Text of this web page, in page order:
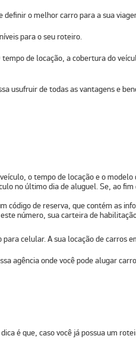
definir o melhor carro para a sua
para o seu roteiro.
de locação, a cobertura do
usufruir de todas as vantagens e
, o tempo de locação e o modelo
no último dia de aluguel. Se, ao
código de reserva, que contém as
número, sua carteira de
para celular.A sua locação de carros
agência onde você pode alugar
é que, caso você já possua um